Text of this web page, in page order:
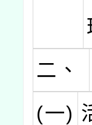
二、
(一)